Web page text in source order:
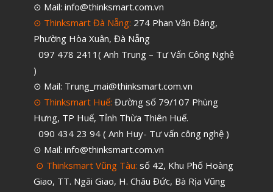
⊙ Mail: info@thinksmart.com.vn
⊙ Thinksmart Đà Nẵng: 274 Phan Văn Đáng,
Phường Hòa Xuân, Đà Nẵng
097 478 2411( Anh Trung – Tư Vấn Công Nghệ
)
⊙ Mail: Trung_mai@thinksmart.com.vn
⊙ Thinksmart Huế: Đường số 79/107 Phùng
Hưng, TP Huế, Tỉnh Thừa Thiên Huế.
090 434 23 94 ( Anh Huy- Tư vấn công nghệ )
⊙ Mail: info@thinksmart.com.vn
⊙ Thinksmart Vũng Tàu: số 42, Khu Phố Hoàng
Giao, TT. Ngãi Giao, H. Châu Đức, Bà Rịa Vũng